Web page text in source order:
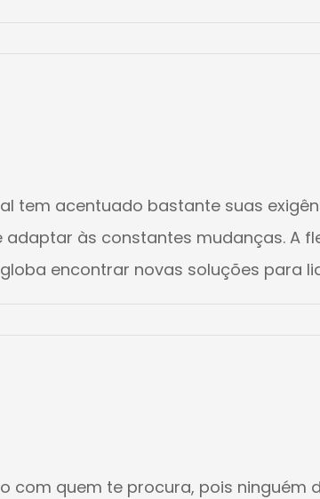
tem acentuado bastante suas
às constantes mudanças. A
encontrar novas soluções para
com quem te procura, pois